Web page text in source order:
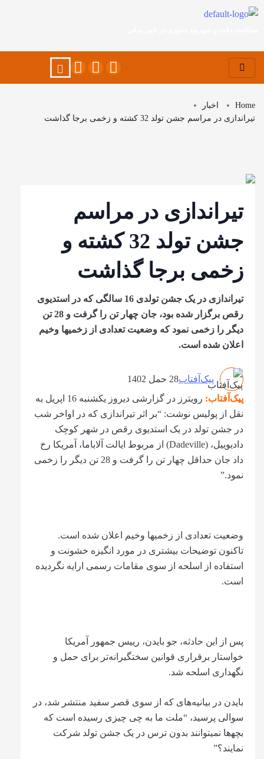
Home
اخبار
تیراندازی در مراسم جشن تولد 32 کشته و زخمی برجا گذاشت
تیراندازی در مراسم
جشن تولد 32 کشته و
زخمی برجا گذاشت
تیراندازی در یک جشن تولدی 16 سالگی که در استدیوی
رقص برگزار شده بود، جان چهار تن را گرفت و 28 تن
دیگر را زخمی نمود که وضعیت تعدادی از زخمی‎ها وخیم
اعلان شده است.
پیک‌آفتاب28 حمل 1402
پیک‌آفتاب:
رویترز در گزارشی دیروز یک‏شنبه 16 اپریل به
نقل از پولیس نوشت: “بر اثر تیراندازی که در اواخر شب
در جشن تولد در یک استدیوی رقص در شهر کوچک
دادیوییل، (Dadeville) از مربوط ایالت آلاباما، آمریکا رخ
داد جان حداقل چهار تن را گرفت و 28 تن دیگر را زخمی
نمود.”
وضعیت تعدادی از زخمی‎ها وخیم اعلان شده است.
تاکنون توضیحات بیشتری در مورد انگیزه خشونت و
استفاده از اسلحه از سوی مقامات رسمی ارایه نگردیده
است.
پس از این حادثه، جو بایدن، رییس جمهور آمریکا
خواستار برقراری قوانین سخت‎گیرانه‌‏تر برای حمل و
نگهداری اسلحه شد.
بایدن در بیانیه‌ه‏ای که از سوی قصر سفید منتشر شد، در
سوالی پرسید، “ملت ما به چی چیزی رسیده است که
بچه‎‍‌ها نمی‏توانند بدون ترس در یک جشن تولد شرکت
نمایند؟”